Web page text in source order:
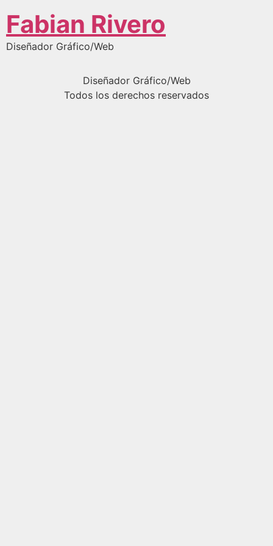
Fabian Rivero
Diseñador Gráfico/Web
Diseñador Gráfico/Web
Todos los derechos reservados